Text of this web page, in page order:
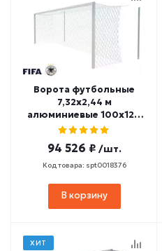
Ворота футбольные
7,32х2,44 м
алюминиевые 100x120
мм стационарные
732-1)
94 526 ₽ /шт.
Код товара: spt0018376
В корзину
ХИТ